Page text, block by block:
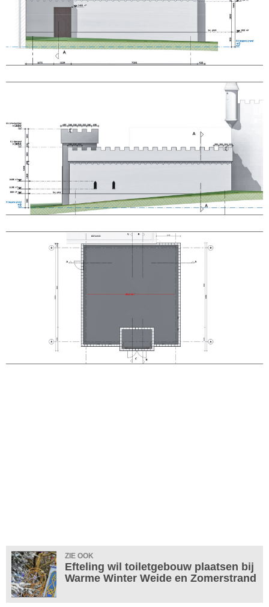
ZIE OOK
Efteling wil toiletgebouw plaatsen bij
Warme Winter Weide en Zomerstrand